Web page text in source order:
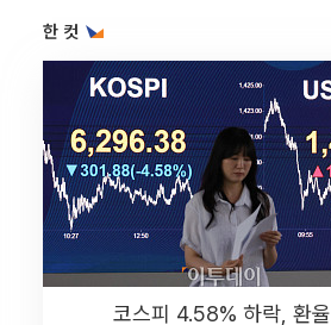
한 컷
코스피 4.58% 하락, 환율